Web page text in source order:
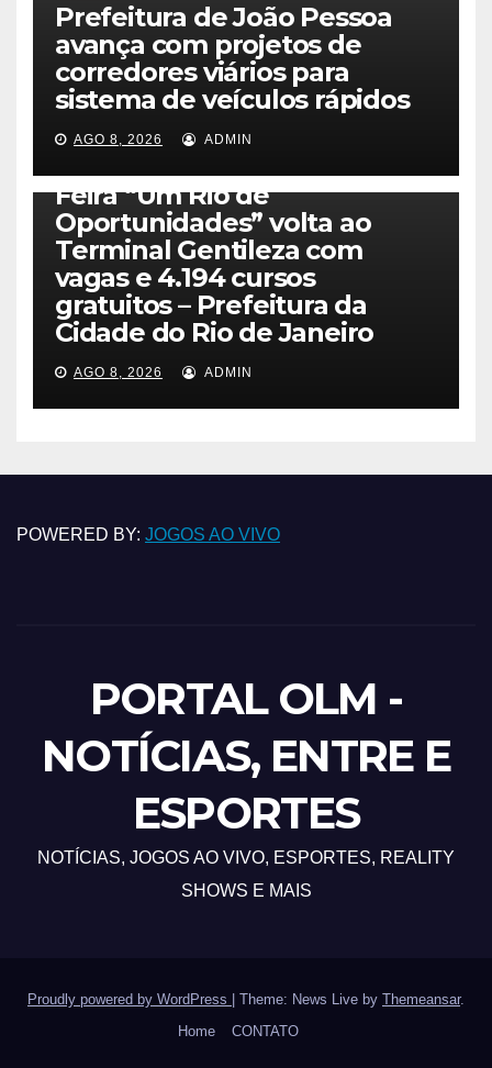
Prefeitura de João Pessoa
avança com projetos de
corredores viários para
sistema de veículos rápidos
AGO 8, 2026 ADMIN
Feira “Um Rio de
Oportunidades” volta ao
Terminal Gentileza com
vagas e 4.194 cursos
gratuitos – Prefeitura da
Cidade do Rio de Janeiro
AGO 8, 2026 ADMIN
POWERED BY: JOGOS AO VIVO
PORTAL OLM -
NOTÍCIAS, ENTRE E
ESPORTES
NOTÍCIAS, JOGOS AO VIVO, ESPORTES, REALITY
SHOWS E MAIS
Proudly powered by WordPress Theme: News Live by Themeansar.
Home
CONTATO